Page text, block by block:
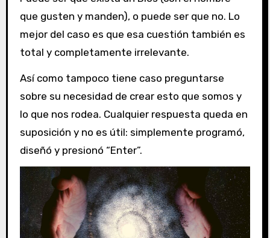
que gusten y manden), o puede ser que no. Lo
mejor del caso es que esa cuestión también es
total y completamente irrelevante.
Así como tampoco tiene caso preguntarse
sobre su necesidad de crear esto que somos y
lo que nos rodea. Cualquier respuesta queda en
suposición y no es útil: simplemente programó,
diseñó y presionó “Enter”.